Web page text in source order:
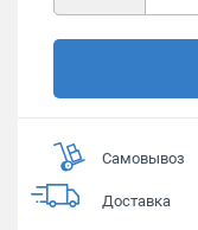
Самовывоз
Доставка